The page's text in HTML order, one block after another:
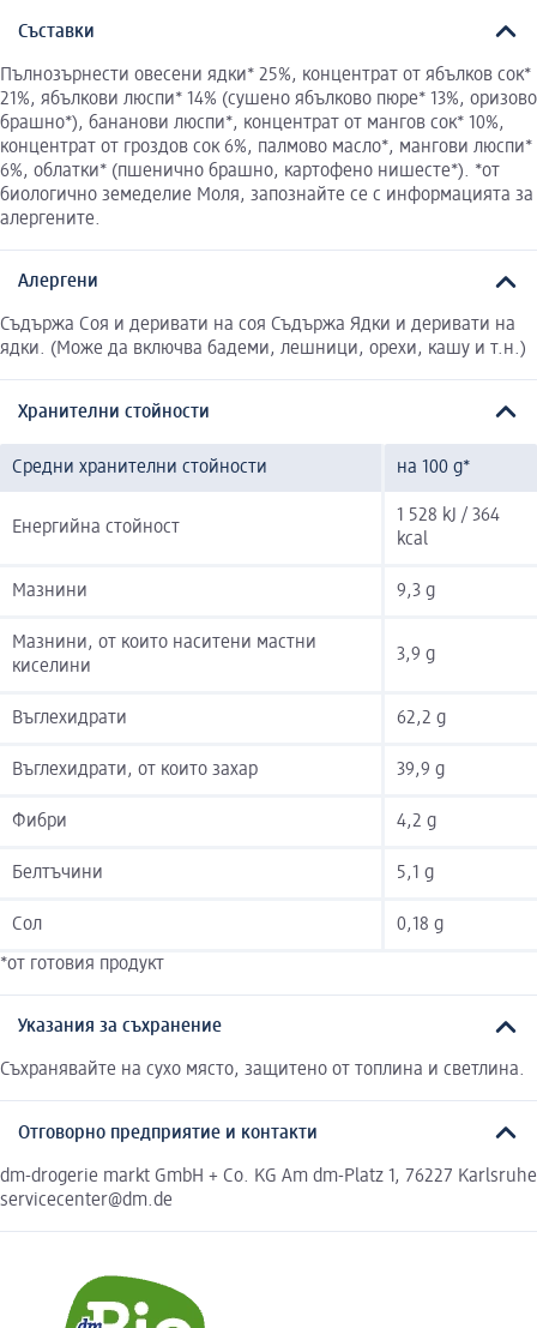
Съставки
Пълнозърнести овесени ядки* 25%, концентрат от ябълков сок*
21%, ябълкови люспи* 14% (сушено ябълково пюре* 13%, оризово
брашно*), бананови люспи*, концентрат от мангов сок* 10%,
концентрат от гроздов сок 6%, палмово масло*, мангови люспи*
6%, облатки* (пшенично брашно, картофено нишесте*). *от
биологично земеделие Моля, запознайте се с информацията за
алергените.
Алергени
Съдържа Соя и деривати на соя Съдържа Ядки и деривати на
ядки. (Може да включва бадеми, лешници, орехи, кашу и т.н.)
Хранителни стойности
Средни хранителни стойности на 100 g*
Енергийна стойност
1 528 kJ / 364
kcal
Мазнини 9,3 g
Мазнини, от които наситени мастни
киселини
3,9 g
Въглехидрати 62,2 g
Въглехидрати, от които захар 39,9 g
Фибри 4,2 g
Белтъчини 5,1 g
Сол 0,18 g
*от готовия продукт
Указания за съхранение
Съхранявайте на сухо място, защитено от топлина и светлина.
Отговорно предприятие и контакти
dm-drogerie markt GmbH + Co. KG Am dm-Platz 1, 76227 Karlsruhe
servicecenter@dm.de